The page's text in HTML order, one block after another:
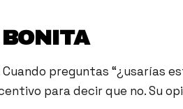
preguntas “¿usarías
para decir que no. Su